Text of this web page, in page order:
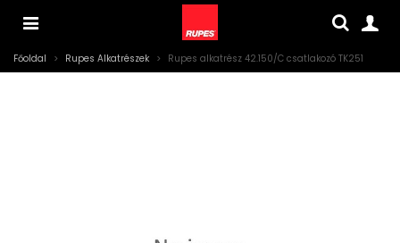
Főoldal > Rupes Alkatrészek > Rupes alkatrész 42.150/C csatlakozó TK251